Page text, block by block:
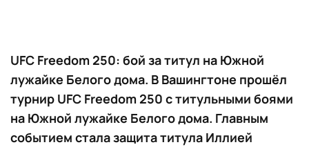
UFC Freedom 250: бой за титул на Южной
лужайке Белого дома. В Вашингтоне прошёл
турнир UFC Freedom 250 с титульными боями
на Южной лужайке Белого дома. Главным
событием стала защита титула Иллией